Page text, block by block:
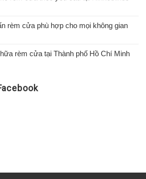
rèm cửa phù hợp cho mọi không gian
rèm cửa tại Thành phố Hồ Chí Minh